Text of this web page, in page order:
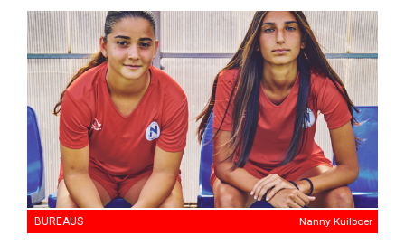
BUREAUS Nanny Kuilboer